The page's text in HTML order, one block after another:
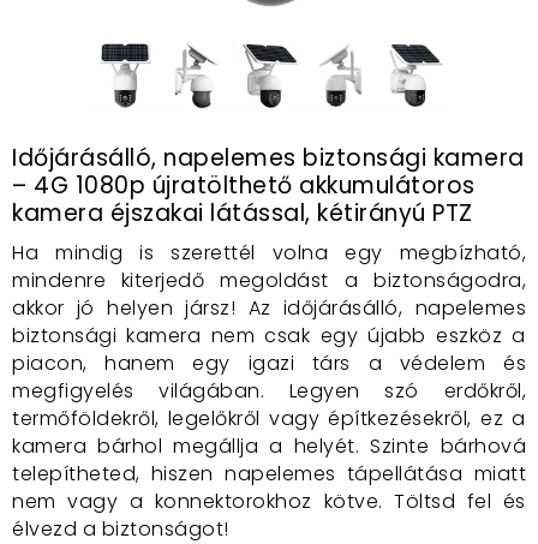
Időjárásálló, napelemes biztonsági kamera
– 4G 1080p újratölthető akkumulátoros
kamera éjszakai látással, kétirányú PTZ
Ha mindig is szerettél volna egy megbízható,
mindenre kiterjedő megoldást a biztonságodra,
akkor jó helyen jársz! Az időjárásálló, napelemes
biztonsági kamera nem csak egy újabb eszköz a
piacon, hanem egy igazi társ a védelem és
megfigyelés világában. Legyen szó erdőkről,
termőföldekről, legelőkről vagy építkezésekről, ez a
kamera bárhol megállja a helyét. Szinte bárhová
telepítheted, hiszen napelemes tápellátása miatt
nem vagy a konnektorokhoz kötve. Töltsd fel és
élvezd a biztonságot!